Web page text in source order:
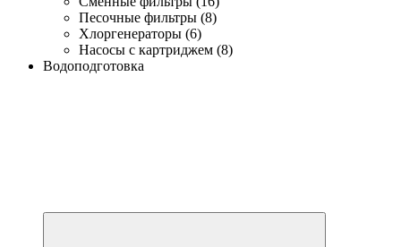
Песочные фильтры (8)
Хлоргенераторы (6)
Насосы с картриджем (8)
Водоподготовка